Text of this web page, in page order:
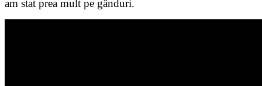
am stat prea mult pe gânduri.